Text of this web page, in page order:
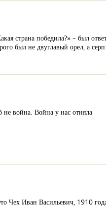
страна победила?» – был
был не двуглавый орел, а
не война. Война у нас отняла
Чех Иван Васильевич, 1910